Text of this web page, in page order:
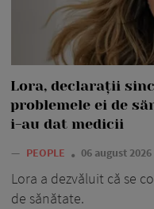
Lora, declarații
problemele ei de
i-au dat medicii
— PEOPLE 06 august 2026
Lora a dezvăluit că se
de sănătate.